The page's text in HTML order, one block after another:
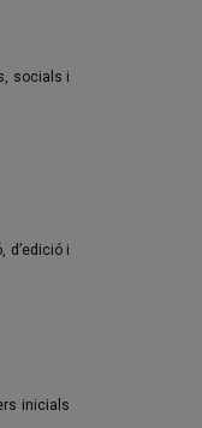
socials i
d’edició i
inicials